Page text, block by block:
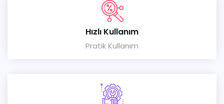
Hızlı Kullanım
Pratik Kullanım